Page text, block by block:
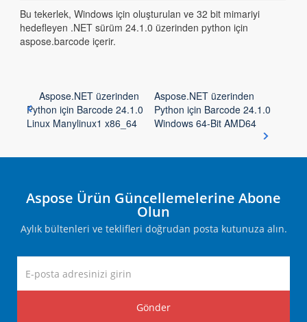
Bu tekerlek, Windows için oluşturulan ve 32 bit mimariyi
hedefleyen .NET sürüm 24.1.0 üzerinden python için
aspose.barcode içerir.
Aspose.NET üzerinden
Python için Barcode 24.1.0
Linux Manylinux1 x86_64
Aspose.NET üzerinden
Python için Barcode 24.1.0
Windows 64-Bit AMD64
Aspose Ürün Güncellemelerine Abone
Olun
Aylık bültenleri ve teklifleri doğrudan posta kutunuza alın.
Gönder